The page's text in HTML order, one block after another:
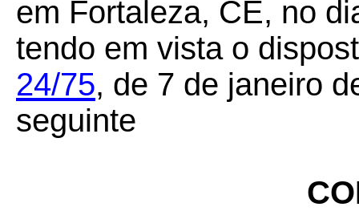
em Fortaleza, CE, no
tendo em vista o
24/75, de 7 de janeiro
seguinte